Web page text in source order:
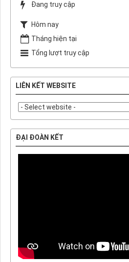
Đang truy cập
Hôm nay
Tháng hiện tại
Tổng lượt truy cập
LIÊN KẾT WEBSITE
ĐẠI ĐOÀN KẾT